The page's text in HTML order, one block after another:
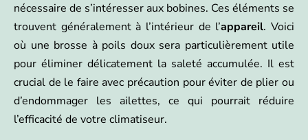
nécessaire de s’intéresser aux bobines. Ces éléments se
trouvent généralement à l’intérieur de l’appareil. Voici
où une brosse à poils doux sera particulièrement utile
pour éliminer délicatement la saleté accumulée. Il est
crucial de le faire avec précaution pour éviter de plier ou
d’endommager les ailettes, ce qui pourrait réduire
l’efficacité de votre climatiseur.